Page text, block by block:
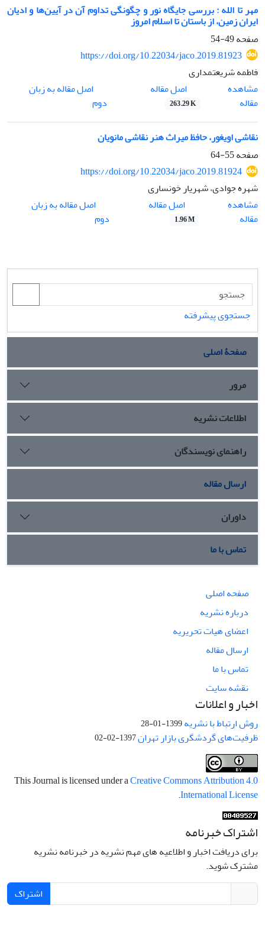
مهر تا الله : بررسی جایگاه نور و چگونگی تداوم آن در آیین‌ها و ادیان
ایران زمین، از باستان تا اسلام امروز
صفحه49-54
https://doi.org/10.22034/jaco.2019.81923
فاطمه شریعتمداری
مشاهده
مقاله
اصل مقاله
263.29 K
اصل مقاله به زبان
دوم
نقاشی اویغور، حافظ میراث هنر نقاشی مانویان
صفحه55-64
https://doi.org/10.22034/jaco.2019.81924
شهره جوادی، شهریار خونساری
مشاهده
مقاله
اصل مقاله
1.96 M
اصل مقاله به زبان
دوم
جستجوی پیشرفته
صفحۀ اصلی
مرور
اطلاعات نشریه
راهنمای نویسندگان
ارسال مقاله
داوران
تماس با ما
صفحه اصلی
درباره نشریه
اعضای هیات تحریریه
ارسال مقاله
تماس با ما
نقشه سایت
اخبار و اعلانات
روش ارتباط با نشریه1399-01-28
ظرفیت‌های گردشگری بازار تهران1397-02-02
This Journal is licensed under aCreative Commons Attribution 4.0
International License
.
اشتراک خبرنامه
برای دریافت اخبار و اطلاعیه های مهم نشریه در خبرنامه نشریه
مشترک شوید.
اشتراک